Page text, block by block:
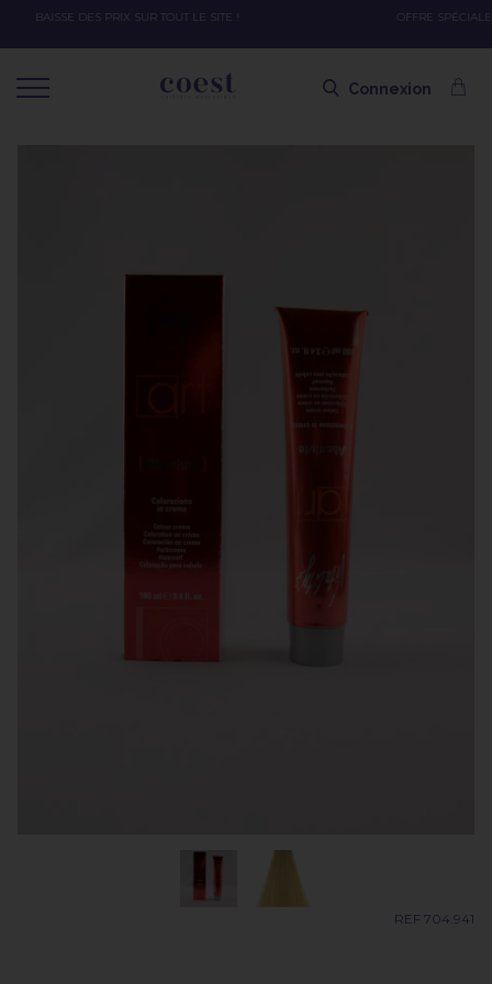
OFFRE SPÉCIALE SOLAIRE SKEYMZEE ! SOIN HYDRATANT + SPRAY + SHAMPOING =
Connexion
REF 704.941